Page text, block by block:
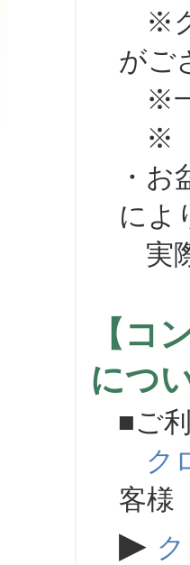
※ク
がご
※一
※「
・お
によ
実際
【コ
につ
■ご利
ク
客様
▶